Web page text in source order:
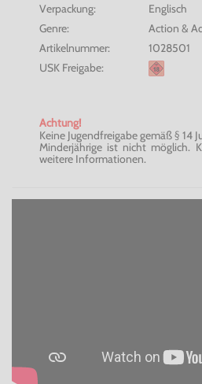
Verpackung:
Englisch
Genre:
Action &
Artikelnummer:
1028501
USK Freigabe:
Achtung!
Keine Jugendfreigabe gemäß § 14
Minderjährige ist nicht möglich.
weitere Informationen.